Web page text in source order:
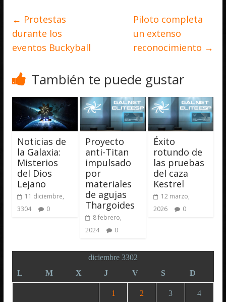
← Protestas
durante los
eventos Buckyball
Piloto completa
un extenso
reconocimiento →
También te puede gustar
Noticias de
la Galaxia:
Misterios
del Dios
Lejano
11 diciembre,
3304
0
Proyecto
anti-Titan
impulsado
por
materiales
de agujas
Thargoides
8 febrero,
2024
0
Éxito
rotundo de
las pruebas
del caza
Kestrel
12 marzo,
2026
0
diciembre 3302
L
M X J V S D
1 2 3 4